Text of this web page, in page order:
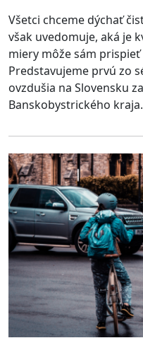
Všetci chceme dýchať
však uvedomuje, aká je
miery môže sám
Predstavujeme prvú zo
ovzdušia na Slovensku
Banskobystrického kraja.